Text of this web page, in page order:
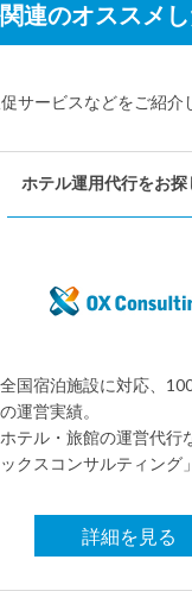
連のオススメ
サービスなどをご紹介
ホテル運用代行をお探
全国宿泊施設に対応、
の運営実績。
ホテル・旅館の運営代行
ックスコンサルティング」
詳細を見る